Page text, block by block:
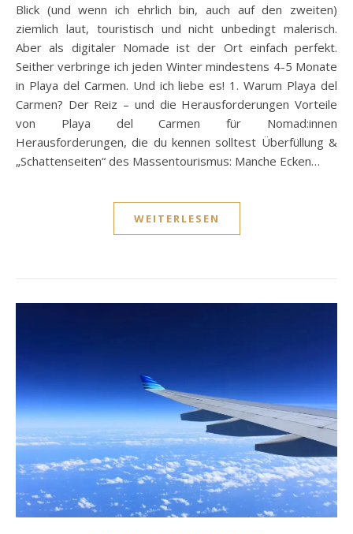
Blick (und wenn ich ehrlich bin, auch auf den zweiten)
ziemlich laut, touristisch und nicht unbedingt malerisch.
Aber als digitaler Nomade ist der Ort einfach perfekt.
Seither verbringe ich jeden Winter mindestens 4-5 Monate
in Playa del Carmen. Und ich liebe es! 1. Warum Playa del
Carmen? Der Reiz – und die Herausforderungen Vorteile
von Playa del Carmen für Nomad:innen
Herausforderungen, die du kennen solltest Überfüllung &
„Schattenseiten“ des Massentourismus: Manche Ecken…
WEITERLESEN